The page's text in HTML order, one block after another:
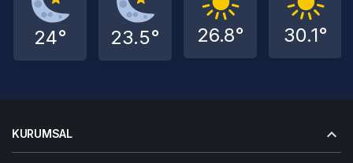
24° 23.5° 26.8° 30.1°
KURUMSAL